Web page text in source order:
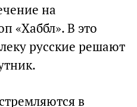
на
«Хаббл». В это
русские решают
в